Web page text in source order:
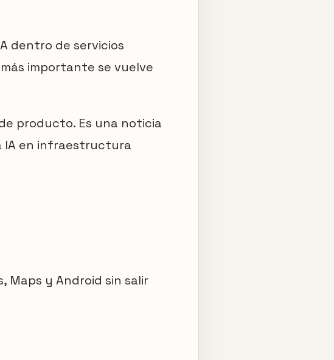
dentro de servicios
importante se vuelve
producto. Es una noticia
IA en infraestructura
Maps y Android sin salir